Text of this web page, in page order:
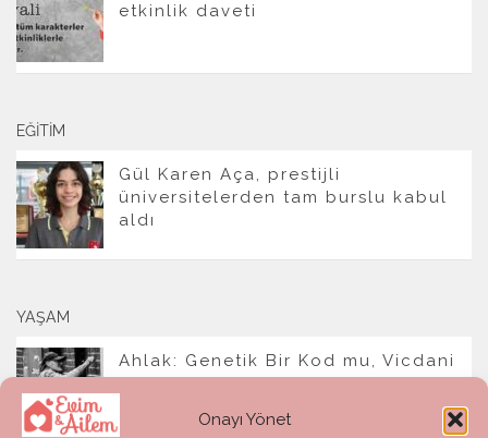
Onayı Yönet
etkinlik daveti
EĞITIM
Gül Karen Aça, prestijli
üniversitelerden tam burslu kabul
aldı
YAŞAM
Ahlak: Genetik Bir Kod mu, Vicdani